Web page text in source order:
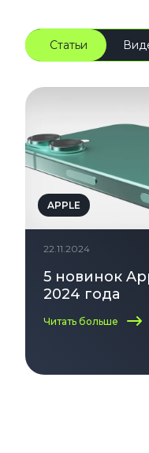
Статьи
APPLE
22.11.2024
5 новинок
2024 года
Читать больше